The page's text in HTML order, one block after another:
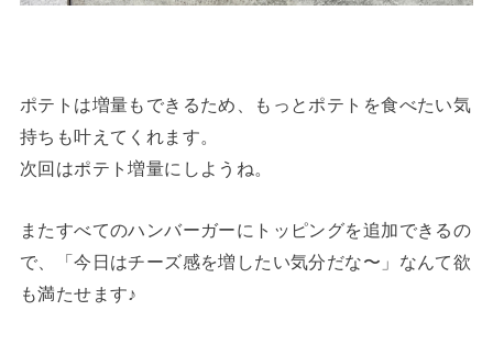
ポテトは増量もできるため、もっとポテトを食べたい気
持ちも叶えてくれます。
次回はポテト増量にしようね。
またすべてのハンバーガーにトッピングを追加できるの
で、「今日はチーズ感を増したい気分だな〜」なんて欲
も満たせます♪